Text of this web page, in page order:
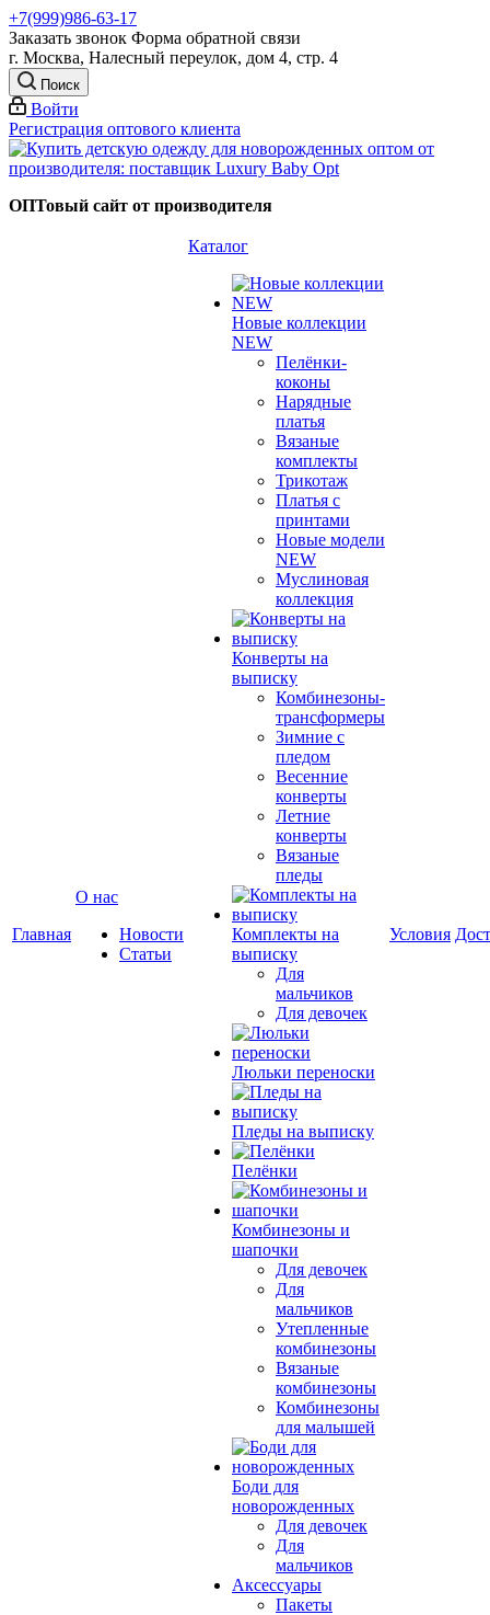
+7(999)986-63-17
Заказать звонок Форма обратной связи
г. Москва, Налесный переулок, дом 4, стр. 4
Поиск
Войти
Регистрация оптового клиента
ОПТовый сайт от производителя
Главная
О нас
Новости
Статьи
Каталог
Новые коллекции
NEW
Пелёнки-
коконы
Нарядные
платья
Вязаные
комплекты
Трикотаж
Платья с
принтами
Новые модели
NEW
Муслиновая
коллекция
Конверты на
выписку
Комбинезоны-
трансформеры
Зимние с
пледом
Весенние
конверты
Летние
конверты
Вязаные
пледы
Комплекты на
выписку
Для
мальчиков
Для девочек
Люльки переноски
Пледы на выписку
Пелёнки
Комбинезоны и
шапочки
Для девочек
Для
мальчиков
Утепленные
комбинезоны
Вязаные
комбинезоны
Комбинезоны
для малышей
Боди для
новорожденных
Для девочек
Для
мальчиков
Аксессуары
Пакеты
Условия